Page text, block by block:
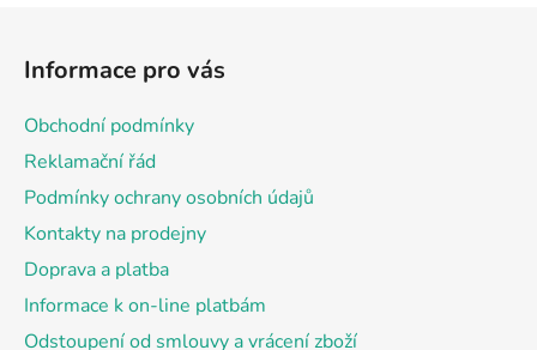
Informace pro vás
Obchodní podmínky
Reklamační řád
Podmínky ochrany osobních údajů
Kontakty na prodejny
Doprava a platba
Informace k on-line platbám
Odstoupení od smlouvy a vrácení zboží